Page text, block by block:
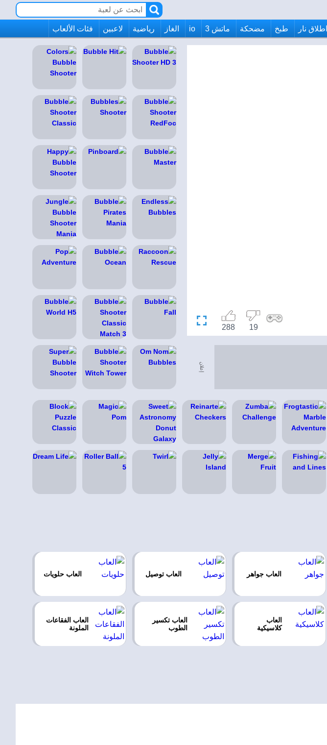
اطلاق نار طبخ مضحكة ماتش 3 io الغاز رياضية لاعبين فئات الألعاب
19
288
إعلان
العاب جواهر العاب توصيل العاب حلويات
العاب
كلاسيكية
العاب تكسير
الطوب
العاب الفقاعات
الملونة